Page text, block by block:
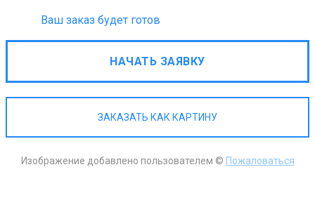
Ваш заказ будет готов
НАЧАТЬ ЗАЯВКУ
ЗАКАЗАТЬ КАК КАРТИНУ
Изображение добавлено пользователем © Пожаловаться